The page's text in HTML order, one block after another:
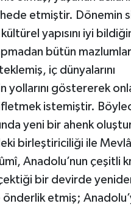
etmiştir. Dönemin
yapısını iyi
bütün
iç dünyalarını
yollarını göstererek
istemiştir.
yeni bir ahenk
birleştiriciliği ile
Anadolu’nun çeşitli
bir devirde
etmiş;
Müftülüğü